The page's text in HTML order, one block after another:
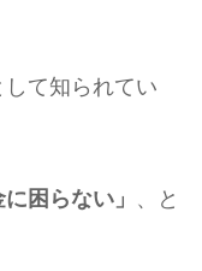
て知られてい
に困らない」 、と